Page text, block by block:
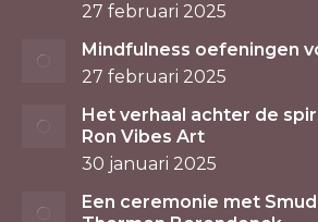
27 februari 2025
Mindfulness oefeningen
27 februari 2025
Het verhaal achter de
Ron Vibes Art
30 januari 2025
Een ceremonie met